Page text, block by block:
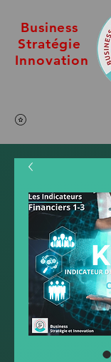
Business
Stratégie
Innovation